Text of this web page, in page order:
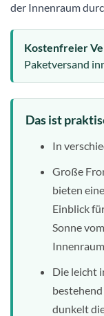
der Innenraum
Kostenfreier
Paketversand
Das ist
In
Große
bieten
Einblick
Sonne
Die leicht
dunkelt